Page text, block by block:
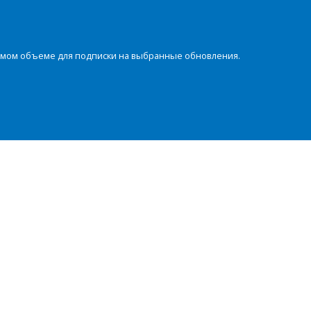
объеме для подписки на выбранные обновления.